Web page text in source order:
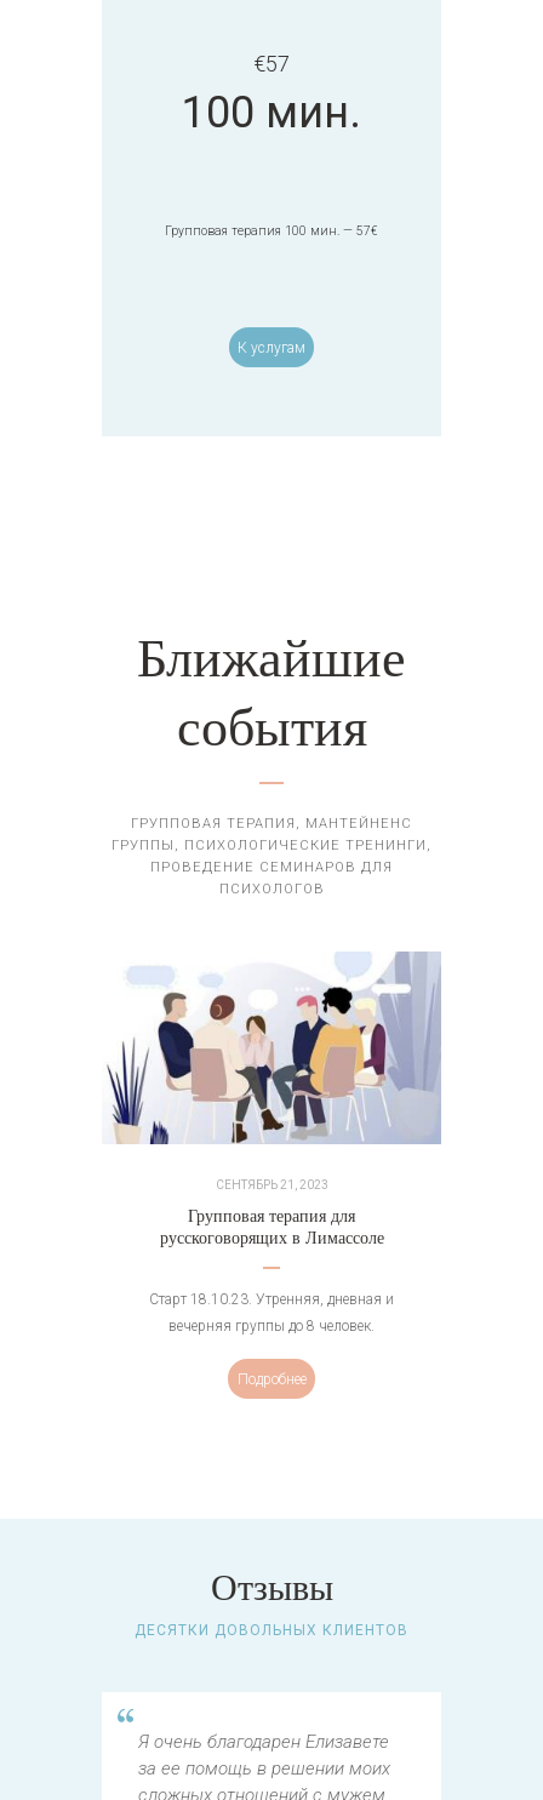
€57
100 мин.
Групповая терапия 100 мин. — 57€
К услугам
Ближайшие
события
ГРУППОВАЯ ТЕРАПИЯ, МАНТЕЙНЕНС
ГРУППЫ, ПСИХОЛОГИЧЕСКИЕ ТРЕНИНГИ,
ПРОВЕДЕНИЕ СЕМИНАРОВ ДЛЯ
ПСИХОЛОГОВ
СЕНТЯБРЬ 21, 2023
Групповая терапия для
русскоговорящих в Лимассоле
Старт 18.10.23. Утренняя, дневная и
вечерняя группы до 8 человек.
Подробнее
Отзывы
ДЕСЯТКИ ДОВОЛЬНЫХ КЛИЕНТОВ
Я очень благодарен Елизавете
за ее помощь в решении моих
сложных отношений с мужем.